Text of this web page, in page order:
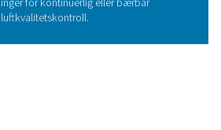
i trykkluft- og gassystemer kan føre til
slitasje på utstyr og manglende